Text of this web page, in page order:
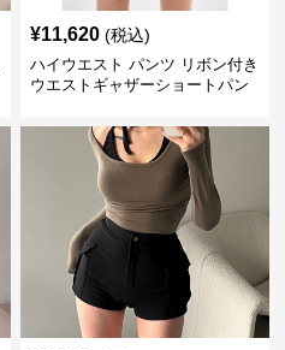
¥11,620 (税込)
ハイウエスト パンツ リボン付き
ウエストギャザーショートパン